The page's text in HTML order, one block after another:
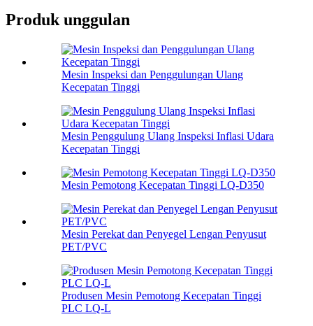
Produk unggulan
Mesin Inspeksi dan Penggulungan Ulang
Kecepatan Tinggi
Mesin Penggulung Ulang Inspeksi Inflasi Udara
Kecepatan Tinggi
Mesin Pemotong Kecepatan Tinggi LQ-D350
Mesin Perekat dan Penyegel Lengan Penyusut
PET/PVC
Produsen Mesin Pemotong Kecepatan Tinggi
PLC LQ-L